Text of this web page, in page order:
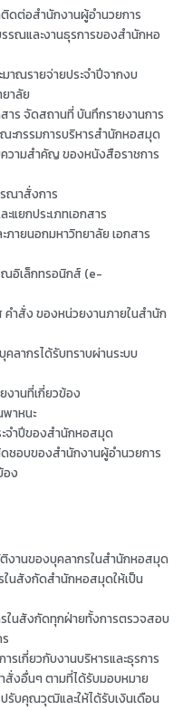
ดต่อสำนักงานผู้อำนวยการ
รณและงานธุรการของสำนักหอ
าณรายจ่ายประจำปีจากงบ
าลัย
าร จัดสถานที่ บันทึกรายงานการ
ณะกรรมการบริหารสำนักหอสมุด
วามสำคัญ ของหนังสือราชการ
ณาสั่งการ
แยกประเภทเอกสาร
ายนอกมหาวิทยาลัย เอกสาร
ณอิเล็กทรอนิกส์ (e-
คำสั่ง ของหน่วยงานภายในสำนัก
ลากรได้รับทราบผ่านระบบ
งานที่เกี่ยวข้อง
าหนะ
จำปีของสำนักหอสมุด
ชอบของสำนักงานผู้อำนวยการ
อง
านของบุคลากรในสำนักหอสมุด
ในสังกัดสำนักหอสมุดให้เป็น
ในสังกัดทุกฝ่ายทั้งการตรวจสอบ
รเกี่ยวกับงานบริหารและธุรการ
สั่งอื่นๆ ตามที่ได้รับมอบหมาย
บคุณวุฒิและให้ได้รับเงินเดือน